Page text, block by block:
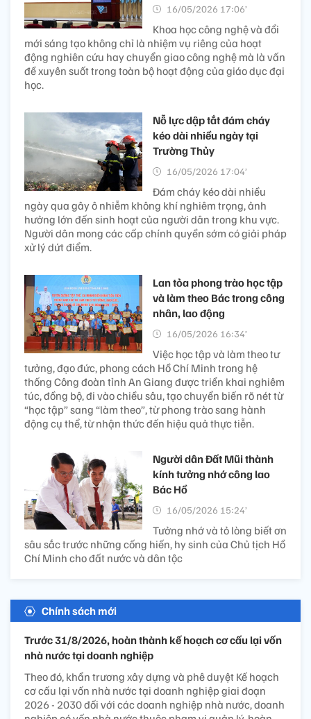
16/05/2026 17:06’
Khoa học công nghệ và đổi
mới sáng tạo không chỉ là nhiệm vụ riêng của hoạt
động nghiên cứu hay chuyển giao công nghệ mà là vấn
đề xuyên suốt trong toàn bộ hoạt động của giáo dục đại
học.
Nỗ lực dập tắt đám cháy
kéo dài nhiều ngày tại
Trường Thủy
16/05/2026 17:04’
Đám cháy kéo dài nhiều
ngày qua gây ô nhiễm không khí nghiêm trọng, ảnh
hưởng lớn đến sinh hoạt của người dân trong khu vực.
Người dân mong các cấp chính quyền sớm có giải pháp
xử lý dứt điểm.
Lan tỏa phong trào học tập
và làm theo Bác trong công
nhân, lao động
16/05/2026 16:34’
Việc học tập và làm theo tư
tưởng, đạo đức, phong cách Hồ Chí Minh trong hệ
thống Công đoàn tỉnh An Giang được triển khai nghiêm
túc, đồng bộ, đi vào chiều sâu, tạo chuyển biến rõ nét từ
“học tập” sang “làm theo”, từ phong trào sang hành
động cụ thể, từ nhận thức đến hiệu quả thực tiễn.
Người dân Đất Mũi thành
kính tưởng nhớ công lao
Bác Hồ
16/05/2026 15:24’
Tưởng nhớ và tỏ lòng biết ơn
sâu sắc trước những cống hiến, hy sinh của Chủ tịch Hồ
Chí Minh cho đất nước và dân tộc
Chính sách mới
Trước 31/8/2026, hoàn thành kế hoạch cơ cấu lại vốn
nhà nước tại doanh nghiệp
Theo đó, khẩn trương xây dựng và phê duyệt Kế hoạch
cơ cấu lại vốn nhà nước tại doanh nghiệp giai đoạn
2026 - 2030 đối với các doanh nghiệp nhà nước, doanh